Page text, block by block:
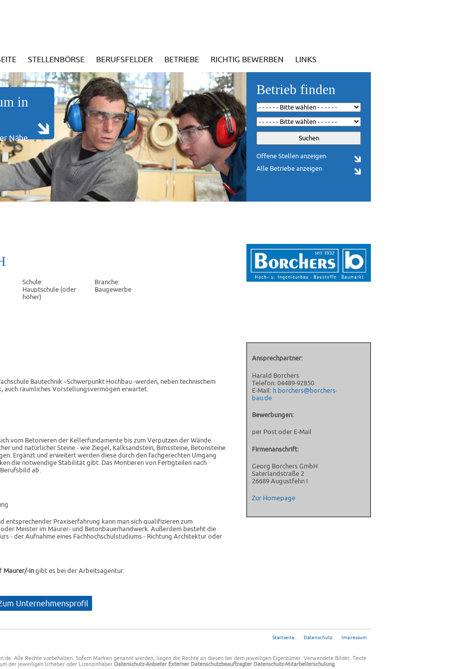
STELLENBÖRSE BERUFSFELDER BETRIEBE RICHTIG BEWERBEN LINKS
in
Nähe
Betrieb finden
Offene Stellen anzeigen
Alle Betriebe anzeigen
Schule:
Hauptschule (oder
höher)
Branche:
Baugewerbe
Ansprechpartner:
Harald Borchers
Telefon: 04489-92850
E-Mail: h.borchers@borchers-
bau.de
Bewerbungen:
per Post oder E-Mail
Firmenanschrift:
Georg Borchers GmbH
Saterlandstraße 2
26689 Augustfehn I
Zur Homepage
Bautechnik –Schwerpunkt Hochbau -werden, neben technischem
auch räumliches Vorstellungs­vermögen erwartet.
vom Betonieren der Kellerfundamente bis zum Verputzen der Wände.
und natürlicher Steine - wie Ziegel, Kalksandstein, Bimssteine, Betonsteine
Ergänzt und erweitert werden diese durch den fachgerechten Umgang
die notwendige Stabilität gibt. Das Montieren von Fertigteilen nach
ab.
entsprechender Praxiserfahrung kann man sich qualifizieren zum
Meister im Maurer- und Betonbauerhandwerk. Außerdem besteht die
- der Aufnahme eines Fachhochschulstudiums - Richtung Architektur oder
Maurer/-in gibt es bei der Arbeitsagentur:
Unternehmensprofil
Startseite Datenschutz Impressum
Alle Rechte vorbehalten. Sofern Marken genannt werden, liegen die Rechte an diesen bei dem jeweiligen Eigentümer. Verwendete Bilder, Texte
der jeweiligen Urheber oder Lizenzinhaber. Datenschutz-Anbieter Externer Datenschutzbeauftragter Datenschutz-Mitarbeiterschulung